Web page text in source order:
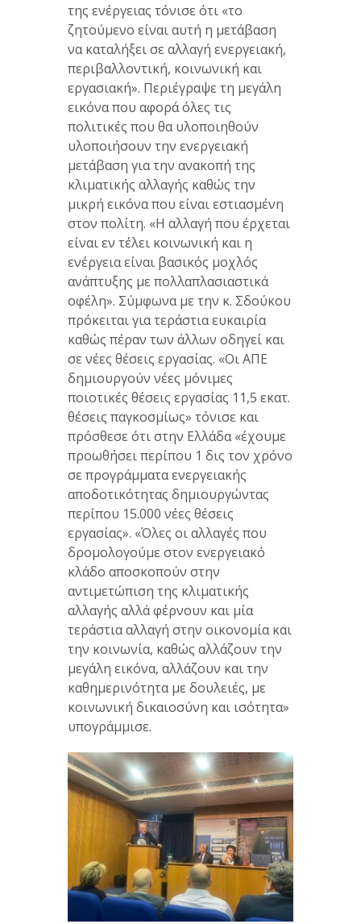
της ενέργειας τόνισε ότι «το
ζητούμενο είναι αυτή η μετάβαση
να καταλήξει σε αλλαγή ενεργειακή,
περιβαλλοντική, κοινωνική και
εργασιακή». Περιέγραψε τη μεγάλη
εικόνα που αφορά όλες τις
πολιτικές που θα υλοποιηθούν
υλοποιήσουν την ενεργειακή
μετάβαση για την ανακοπή της
κλιματικής αλλαγής καθώς την
μικρή εικόνα που είναι εστιασμένη
στον πολίτη. «Η αλλαγή που έρχεται
είναι εν τέλει κοινωνική και η
ενέργεια είναι βασικός μοχλός
ανάπτυξης με πολλαπλασιαστικά
οφέλη». Σύμφωνα με την κ. Σδούκου
πρόκειται για τεράστια ευκαιρία
καθώς πέραν των άλλων οδηγεί και
σε νέες θέσεις εργασίας. «Οι ΑΠΕ
δημιουργούν νέες μόνιμες
ποιοτικές θέσεις εργασίας 11,5 εκατ.
θέσεις παγκοσμίως» τόνισε και
πρόσθεσε ότι στην Ελλάδα «έχουμε
προωθήσει περίπου 1 δις τον χρόνο
σε προγράμματα ενεργειακής
αποδοτικότητας δημιουργώντας
περίπου 15.000 νέες θέσεις
εργασίας». «Όλες οι αλλαγές που
δρομολογούμε στον ενεργειακό
κλάδο αποσκοπούν στην
αντιμετώπιση της κλιματικής
αλλαγής αλλά φέρνουν και μία
τεράστια αλλαγή στην οικονομία και
την κοινωνία, καθώς αλλάζουν την
μεγάλη εικόνα, αλλάζουν και την
καθημερινότητα με δουλειές, με
κοινωνική δικαιοσύνη και ισότητα»
υπογράμμισε.